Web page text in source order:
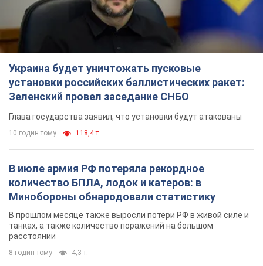
8 годин тому
"Нужны быстрые и нестандартные подходы":
Корецкий пообещал предоставить бизнесу
приоритетный доступ к имеющимся
складским помещениям
Так или иначе, бизнес после обстрелов получит поддержку